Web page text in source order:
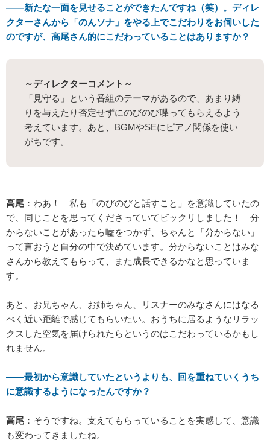
――新たな一面を見せることができたんですね（笑）。ディレ
クターさんから「のんソナ」をやる上でこだわりをお伺いした
のですが、高尾さん的にこだわっていることはありますか？
～ディレクターコメント～
「見守る」という番組のテーマがあるので、あまり縛
りを与えたり否定せずにのびのび喋ってもらえるよう
考えています。あと、BGMやSEにピアノ関係を使い
がちです。
高尾 ：わあ！ 私も「のびのびと話すこと」を意識していたの
で、同じことを思ってくださっていてビックリしました！ 分
からないことがあったら嘘をつかず、ちゃんと「分からない」
って言おうと自分の中で決めています。分からないことはみな
さんから教えてもらって、また成長できるかなと思っていま
す。
あと、お兄ちゃん、お姉ちゃん、リスナーのみなさんにはなる
べく近い距離で感じてもらいたい。おうちに居るようなリラッ
クスした空気を届けられたらというのはこだわっているかもし
れません。
――最初から意識していたというよりも、回を重ねていくうち
に意識するようになったんですか？
高尾 ：そうですね。支えてもらっていることを実感して、意識
も変わってきましたね。